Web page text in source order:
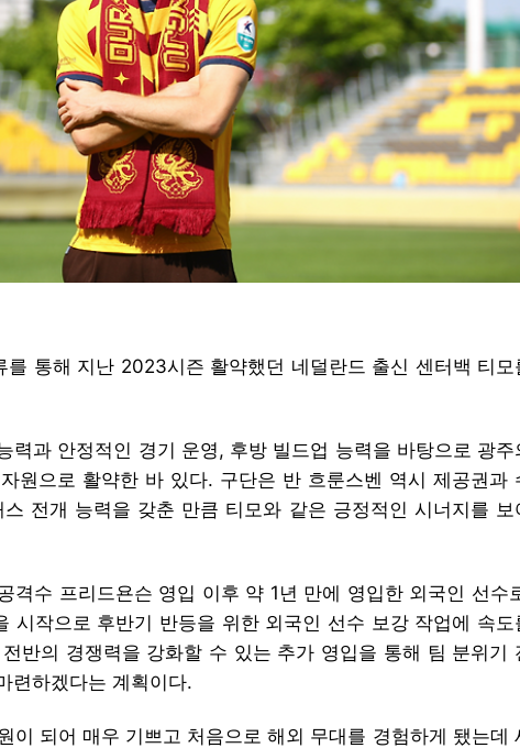
를 통해 지난 2023시즌 활약했던 네덜란드 출신 센터백 티모
력과 안정적인 경기 운영, 후방 빌드업 능력을 바탕으로 광주
원으로 활약한 바 있다. 구단은 반 흐룬스벤 역시 제공권과
전개 능력을 갖춘 만큼 티모와 같은 긍정적인 시너지를 보
격수 프리드욘슨 영입 이후 약 1년 만에 영입한 외국인 선수
시작으로 후반기 반등을 위한 외국인 선수 보강 작업에 속도
반의 경쟁력을 강화할 수 있는 추가 영입을 통해 팀 분위기
련하겠다는 계획이다.
이 되어 매우 기쁘고 처음으로 해외 무대를 경험하게 됐는데